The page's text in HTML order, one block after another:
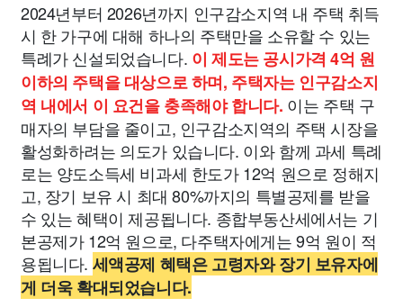
2024년부터 2026년까지 인구감소지역 내 주택 취득
시 한 가구에 대해 하나의 주택만을 소유할 수 있는
특례가 신설되었습니다. 이 제도는 공시가격 4억 원
이하의 주택을 대상으로 하며, 주택자는 인구감소지
역 내에서 이 요건을 충족해야 합니다. 이는 주택 구
매자의 부담을 줄이고, 인구감소지역의 주택 시장을
활성화하려는 의도가 있습니다. 이와 함께 과세 특례
로는 양도소득세 비과세 한도가 12억 원으로 정해지
고, 장기 보유 시 최대 80%까지의 특별공제를 받을
수 있는 혜택이 제공됩니다. 종합부동산세에서는 기
본공제가 12억 원으로, 다주택자에게는 9억 원이 적
용됩니다. 세액공제 혜택은 고령자와 장기 보유자에
게 더욱 확대되었습니다.